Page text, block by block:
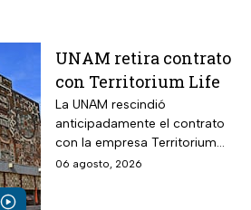
UNAM retira contrato
con Territorium Life
La UNAM rescindió
anticipadamente el contrato
con la empresa Territorium
Life, encargada del examen
06 agosto, 2026